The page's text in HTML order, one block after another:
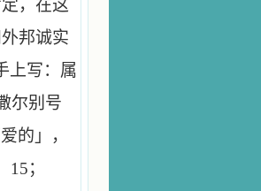
，在这
邦诚实
上写：属
尔别号
的」，
15；